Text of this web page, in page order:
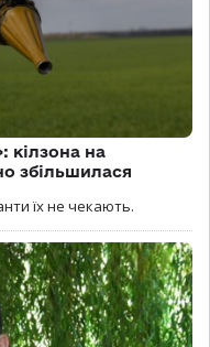
кілзона на
збільшилася
їх не чекають.